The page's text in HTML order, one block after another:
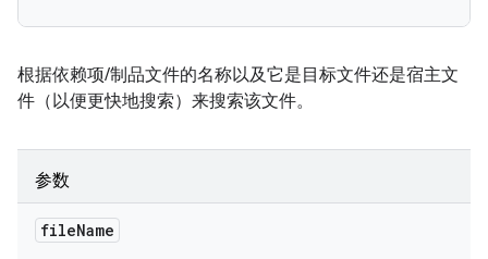
根据依赖项/制品文件的名称以及它是目标文件还是宿主文
件（以便更快地搜索）来搜索该文件。
参数
fileName